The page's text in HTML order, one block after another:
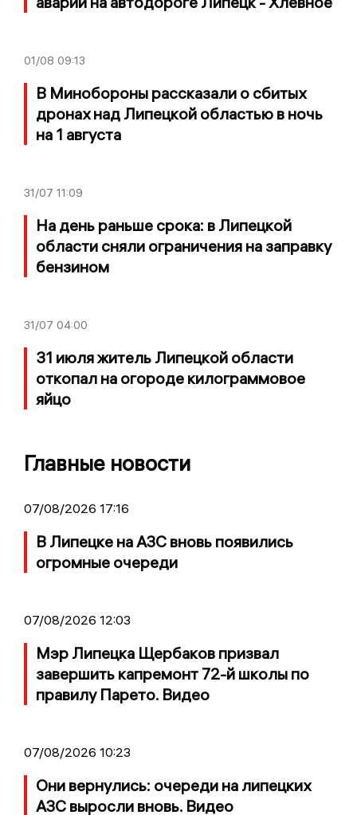
01/08 09:13
В Минобороны рассказали о сбитых
дронах над Липецкой областью в ночь
на 1 августа
31/07 11:09
На день раньше срока: в Липецкой
области сняли ограничения на заправку
бензином
31/07 04:00
31 июля житель Липецкой области
откопал на огороде килограммовое
яйцо
Главные новости
07/08/2026 17:16
В Липецке на АЗС вновь появились
огромные очереди
07/08/2026 12:03
Мэр Липецка Щербаков призвал
завершить капремонт 72-й школы по
правилу Парето. Видео
07/08/2026 10:23
Они вернулись: очереди на липецких
АЗС выросли вновь. Видео